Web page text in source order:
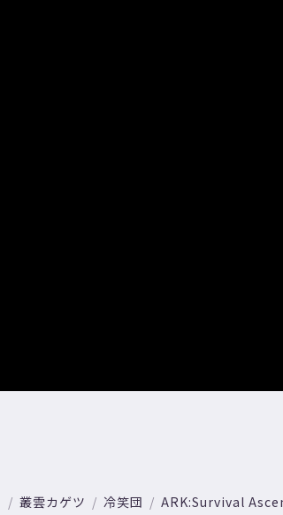
叢雲カゲツ 冷笑団 ARK:Survival